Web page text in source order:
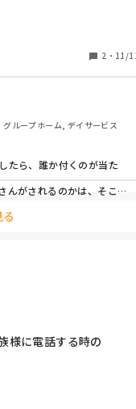
2 ・ 11/
ループホーム, デイサービス
たら、誰か付くのが当た
んがされるのかは、そこそ
様に電話する時の